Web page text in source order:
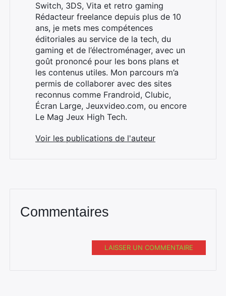
Switch, 3DS, Vita et retro gaming
Rédacteur freelance depuis plus de 10
ans, je mets mes compétences
éditoriales au service de la tech, du
gaming et de l’électroménager, avec un
goût prononcé pour les bons plans et
les contenus utiles. Mon parcours m’a
permis de collaborer avec des sites
reconnus comme Frandroid, Clubic,
Écran Large, Jeuxvideo.com, ou encore
Le Mag Jeux High Tech.
Voir les publications de l'auteur
Commentaires
LAISSER UN COMMENTAIRE
Rechercher